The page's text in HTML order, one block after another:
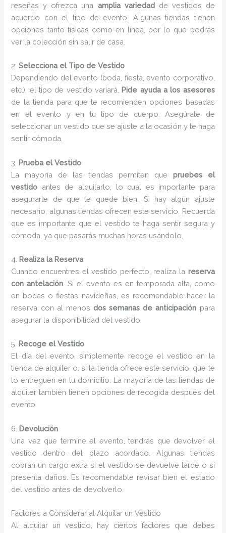
reseñas y ofrezca una amplia variedadde vestidos de
acuerdo con el tipo de evento. Algunas tiendas tienen
opciones tanto físicas como en línea, por lo que podrás
ver la colección sin salir de casa.
2.Selecciona el Tipo de Vestido
Dependiendo del evento (boda, fiesta, evento corporativo,
etc.), el tipo de vestido variará. Pide ayuda a los asesores
de la tienda para que te recomienden opciones basadas
en el evento y en tu tipo de cuerpo. Asegúrate de
seleccionar un vestido que se ajuste a la ocasión y te haga
sentir cómoda.
3. Prueba el Vestido
La mayoría de las tiendas permiten que pruebes el
vestido antes de alquilarlo, lo cual es importante para
asegurarte de que te quede bien. Si hay algún ajuste
necesario, algunas tiendas ofrecen este servicio. Recuerda
que es importante que el vestido te haga sentir segura y
cómoda, ya que pasarás muchas horas usándolo.
4. Realiza la Reserva
Cuando encuentres el vestido perfecto, realiza la reserva
con antelación . Si el evento es en temporada alta, como
en bodas o fiestas navideñas, es recomendable hacer la
reserva con al menos dos semanas de anticipación para
asegurar la disponibilidad del vestido.
5. Recoge el Vestido
El día del evento, simplemente recoge el vestido en la
tienda de alquiler o, si la tienda ofrece este servicio, que te
lo entreguen en tu domicilio. La mayoría de las tiendas de
alquiler también tienen opciones de recogida después del
evento.
6. Devolución
Una vez que termine el evento, tendrás que devolver el
vestido dentro del plazo acordado. Algunas tiendas
cobran un cargo extra si el vestido se devuelve tarde o si
presenta daños. Es recomendable revisar bien el estado
del vestido antes de devolverlo.
Factores a Considerar al Alquilar un Vestido
Al alquilar un vestido, hay ciertos factores que debes